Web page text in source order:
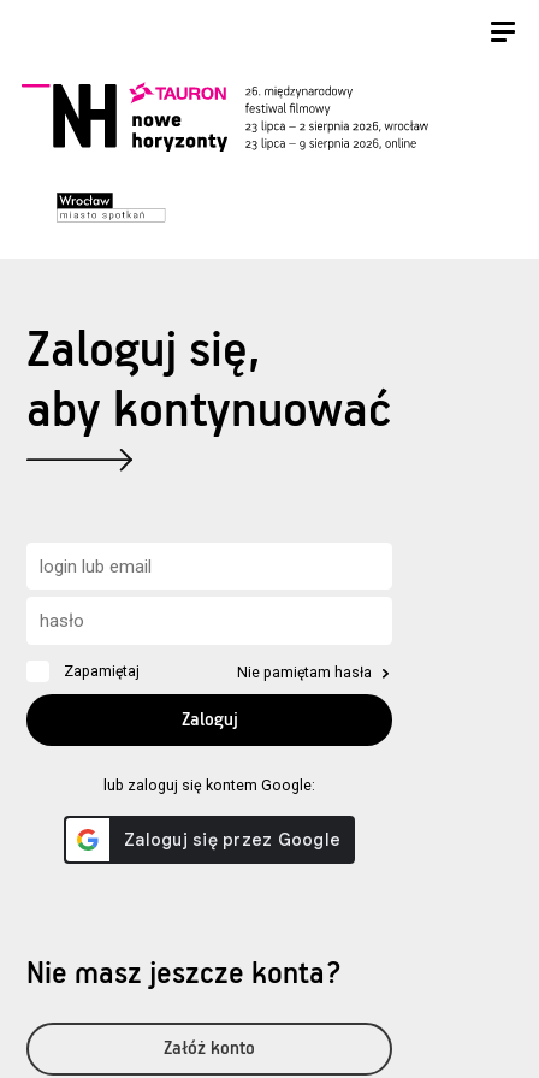
Zaloguj się,
aby kontynuować
Zapamiętaj Nie pamiętam hasła
lub zaloguj się kontem Google:
Nie masz jeszcze konta?
Załóż konto